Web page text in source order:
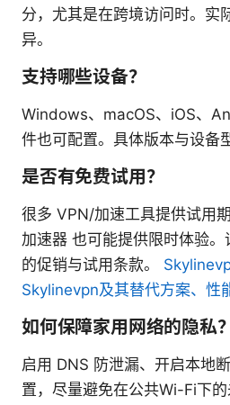
分，尤其是在跨境访问时。实
异。
支持哪些设备？
Windows、macOS、iOS、
件也可配置。具体版本与设备
是否有免费试用？
很多 VPN/加速工具提供试用
加速器 也可能提供限时体验
的促销与试用条款。
Skylinevpn及其替代方案、性
如何保障家用网络的隐私？
启用 DNS 防泄漏、开启本地
置，尽量避免在公共Wi-Fi下